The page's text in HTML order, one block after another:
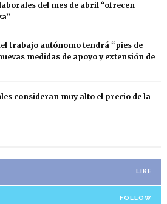
del mes de abril “ofrecen
trabajo autónomo tendrá “pies de
medidas de apoyo y extensión de
consideran muy alto el precio de la
LIKE
FOLLOW